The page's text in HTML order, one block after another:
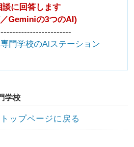
に回答します
Geminiの3つのAI)
門学校のAIステーション
学校
ップページに戻る